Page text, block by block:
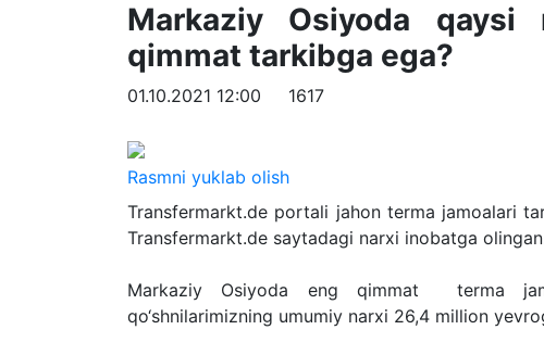
Markaziy Osiyoda qaysi
qimmat tarkibga ega?
01.10.2021 12:00 1617
Rasmni yuklab olish
Transfermarkt.de portali jahon terma jamoalari
Transfermarkt.de saytadagi narxi inobatga
Markaziy Osiyoda eng qimmat terma
qo‘shnilarimizning umumiy narxi 26,4 million